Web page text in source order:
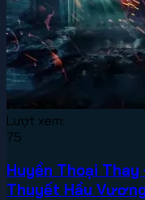
Lượt xem:
75
Huyền Thoại
Thuyết Hầu